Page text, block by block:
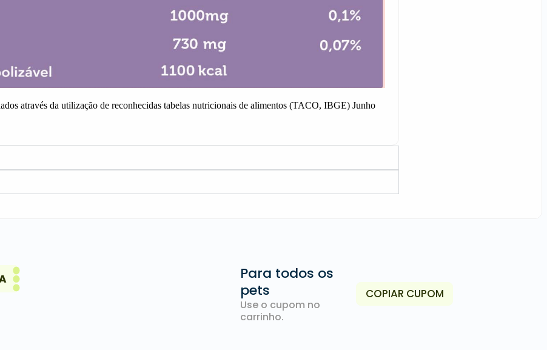
através da utilização de reconhecidas tabelas nutricionais de alimentos (TACO, IBGE) Junho
Para todos os
pets
Use o cupom no
carrinho.
COPIAR CUPOM